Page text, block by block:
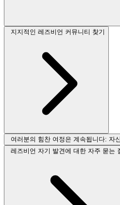
지지적인 레즈비언 커뮤니티 찾기
여러분의 힘찬 여정은 계속됩니다: 자
레즈비언 자기 발견에 대한 자주 묻는